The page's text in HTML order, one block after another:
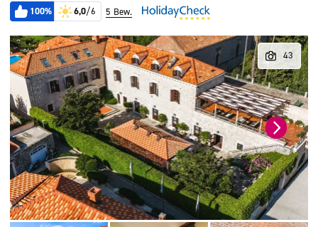
100% 6,0/6 5 Bew.